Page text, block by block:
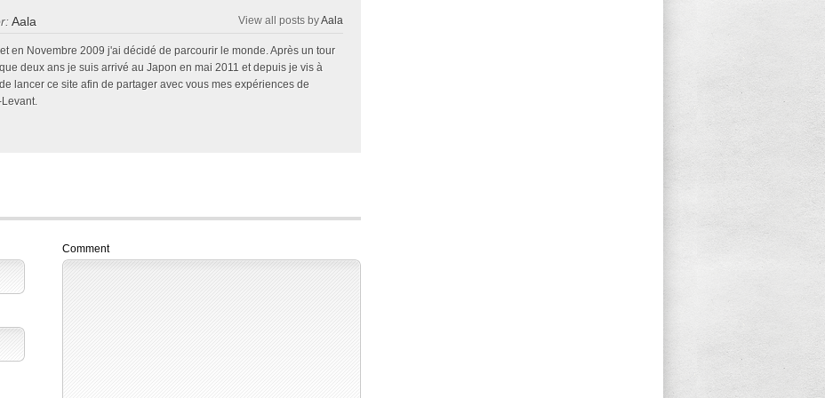
Aala View all posts byAala
en Novembre 2009 j'ai décidé de parcourir le monde. Après un tour
deux ans je suis arrivé au Japon en mai 2011 et depuis je vis à
lancer ce site afin de partager avec vous mes expériences de
Comment